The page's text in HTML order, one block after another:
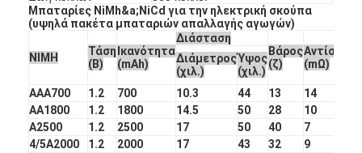
Μπαταρίες NiMh&a;NiCd για την ηλεκτρική σκούπα
(υψηλά πακέτα μπαταριών απαλλαγής αγωγών)
NIMH
Τάση
(Β)
Ικανότητα
(mAh)
Διάσταση
Βάρος
(ζ)
(mΩ)
Διάμετρος
(χιλ.)
Ύψος
(χιλ.)
AAA700
1.2 700 10.3 44 13
14
AA1800
1.2 1800 14.5 50 28
10
A2500
1.2 2500 17 50 40
7
4/5A2000
1.2 2000 17 43 32
9